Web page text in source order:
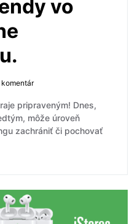
vo
komentár
pripraveným! Dnes,
môže úroveň
zachrániť či pochovať